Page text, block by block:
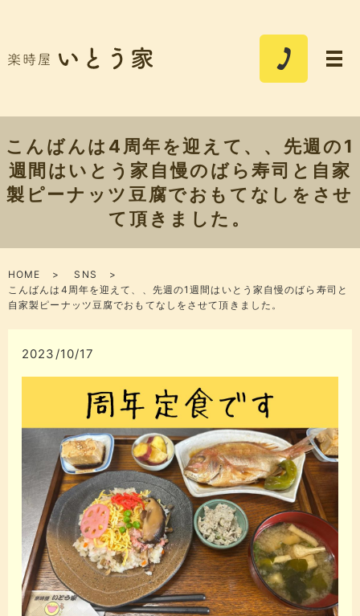
こんばんは​​​️4周年を迎えて、、​​​先週の1
週間はいとう家自慢のばら寿司と自家
製ピーナッツ豆腐でおもてなしをさせ
て頂きました。
HOME
SNS
こんばんは​​​️4周年を迎えて、、​​​先週の1週間はいとう家自慢のばら寿司と
自家製ピーナッツ豆腐でおもてなしをさせて頂きました。
2023/10/17